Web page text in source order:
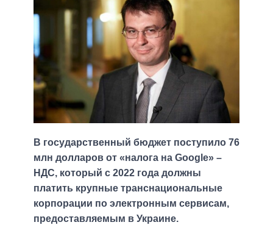
В государственный бюджет поступило 76
млн долларов от «налога на Google» –
НДС, который с 2022 года должны
платить крупные транснациональные
корпорации по электронным сервисам,
предоставляемым в Украине.